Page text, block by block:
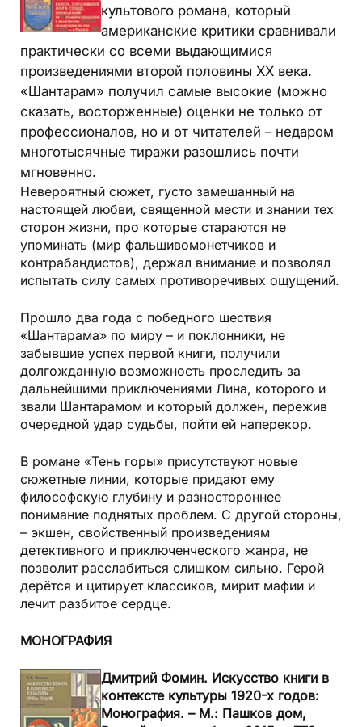
культового романа, который
американские критики сравнивали
практически со всеми выдающимися
произведениями второй половины XX века.
«Шантарам» получил самые высокие (можно
сказать, восторженные) оценки не только от
профессионалов, но и от читателей – недаром
многотысячные тиражи разошлись почти
мгновенно.
Невероятный сюжет, густо замешанный на
настоящей любви, священной мести и знании тех
сторон жизни, про которые стараются не
упоминать (мир фальшивомонетчиков и
контрабандистов), держал внимание и позволял
испытать силу самых противоречивых ощущений.
Прошло два года с победного шествия
«Шантарама» по миру – и поклонники, не
забывшие успех первой книги, получили
долгожданную возможность проследить за
дальнейшими приключениями Лина, которого и
звали Шантарамом и который должен, пережив
очередной удар судьбы, пойти ей наперекор.
В романе «Тень горы» присутствуют новые
сюжетные линии, которые придают ему
философскую глубину и разностороннее
понимание поднятых проблем. С другой стороны,
– экшен, свойственный произведениям
детективного и приключенческого жанра, не
позволит расслабиться слишком сильно. Герой
дерётся и цитирует классиков, мирит мафии и
лечит разбитое сердце.
МОНОГРАФИЯ
Дмитрий Фомин. Искусство книги в
контексте культуры 1920-х годов:
Монография. – М.: Пашков дом,